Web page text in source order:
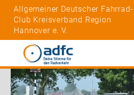
Allgemeiner Deutscher Fahrrad-
Club Kreisverband Region
Hannover e. V.